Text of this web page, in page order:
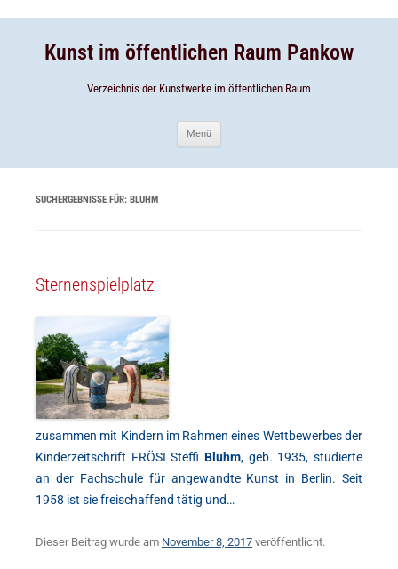
Inhalt
Zum
springenKunst im öffentlichen Raum Pankow
Verzeichnis der Kunstwerke im öffentlichen Raum
Menü
SUCHERGEBNISSE FÜR: BLUHM
Sternenspielplatz
zusammen mit Kindern im Rahmen eines Wettbewerbes der
Kinderzeitschrift FRÖSI Steffi Bluhm, geb. 1935, studierte
an der Fachschule für angewandte Kunst in Berlin. Seit
1958 ist sie freischaffend tätig und…
Dieser Beitrag wurde am November 8, 2017 veröffentlicht.